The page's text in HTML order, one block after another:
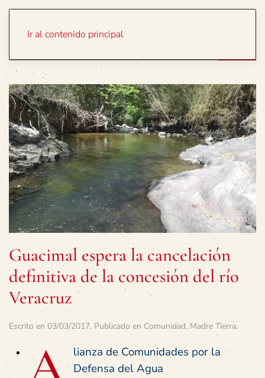
Ir al contenido principal
Guacimal espera la cancelación
definitiva de la concesión del río
Veracruz
Escrito en 03/03/2017. Publicado en Comunidad, Madre Tierra.
lianza de Comunidades por la
Defensa del Agua